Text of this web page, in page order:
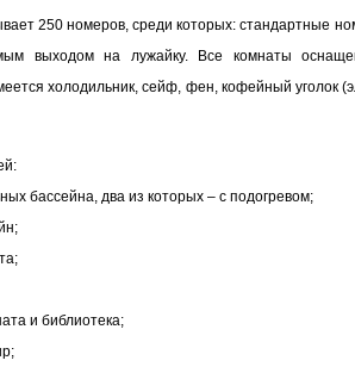
250 номеров, среди которых: стандартные
выходом на лужайку. Все комнаты
холодильник, сейф, фен, кофейный уголок
бассейна, два из которых – с подогревом;
и библиотека;